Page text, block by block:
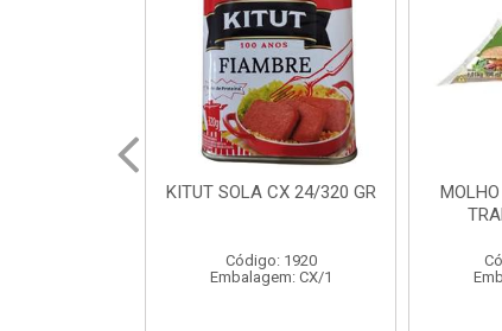
MOLHO VERDE D'AJUDA
Código: 13751
Embalagem: CX/1